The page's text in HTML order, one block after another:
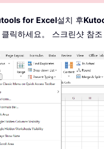
for Excel설치 후
릭하세요。 스크린샷 참조